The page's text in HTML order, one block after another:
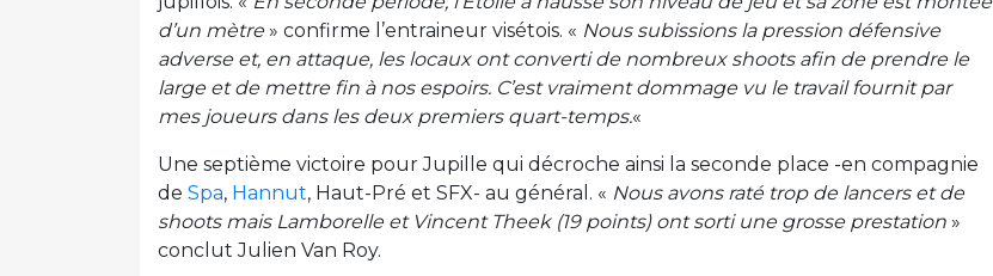
d’un mètre» confirme l’entraineur visétois. « Nous subissions la pression défensive
adverse et, en attaque, les locaux ont converti de nombreux shoots afin de prendre le
large et de mettre fin à nos espoirs. C’est vraiment dommage vu le travail fournit par
mes joueurs dans les deux premiers quart-temps.«
Une septième victoire pour Jupille qui décroche ainsi la seconde place -en compagnie
de Spa, Hannut, Haut-Pré et SFX- au général. « Nous avons raté trop de lancers et de
shoots mais Lamborelle et Vincent Theek (19 points) ont sorti une grosse prestation »
conclut Julien Van Roy.